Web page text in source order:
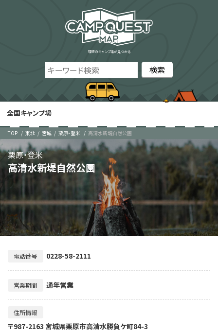
理想のキャンプ場が見つかる
全国キャンプ場
TOP 東北 宮城 栗原・登米 高清水新堤自然公園
高清水新堤自然公園
栗原・登米
電話番号 0228-58-2111
営業期間 通年営業
住所情報
〒987-2163 宮城県栗原市高清水勝負ケ町84-3